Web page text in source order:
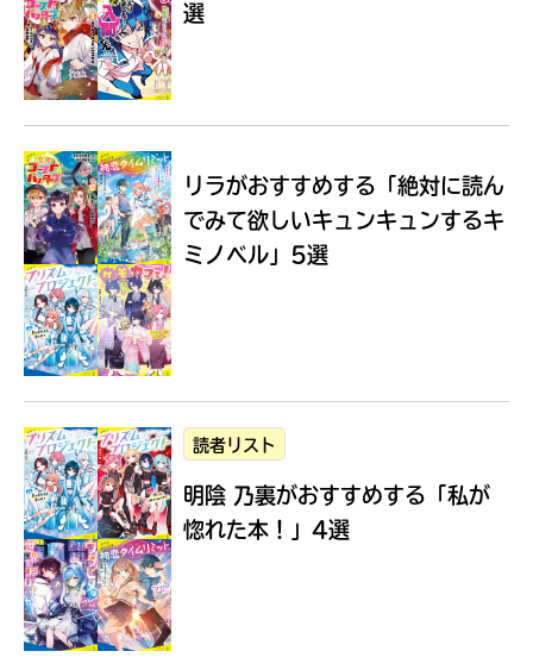
Loading...
選
リラがおすすめする 「絶対に読ん
でみて欲しいキュンキュンするキ
ミノベル」5選
読者リスト
明陰 乃裏がおすすめする 「私が
惚れた本！」4選
に
エ